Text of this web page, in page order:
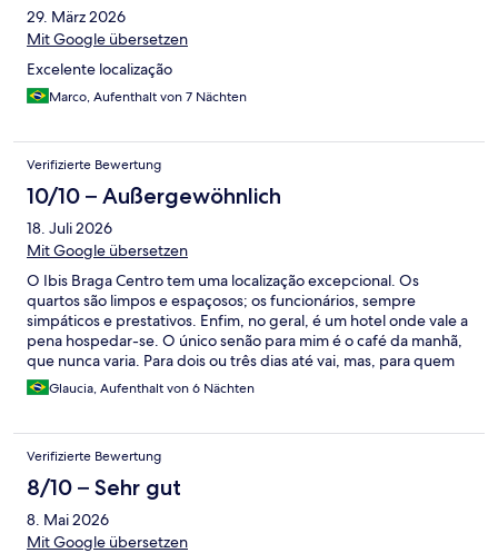
29. März 2026
Mit Google übersetzen
Excelente localização
Marco, Aufenthalt von 7 Nächten
Verifizierte Bewertung
10/10 – Außergewöhnlich
18. Juli 2026
Mit Google übersetzen
O Ibis Braga Centro tem uma localização excepcional. Os
quartos são limpos e espaçosos; os funcionários, sempre
simpáticos e prestativos. Enfim, no geral, é um hotel onde vale a
pena hospedar-se. O único senão para mim é o café da manhã,
que nunca varia. Para dois ou três dias até vai, mas, para quem
fica seis dias, dá para cansar.
Glaucia, Aufenthalt von 6 Nächten
Verifizierte Bewertung
8/10 – Sehr gut
8. Mai 2026
Mit Google übersetzen